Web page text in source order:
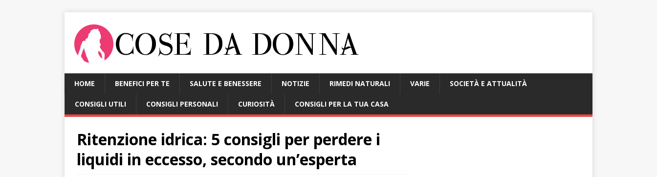
HOME BENEFICI PER TE SALUTE E BENESSERE NOTIZIE RIMEDI NATURALI VARIE SOCIETÀ E ATTUALITÀ
CONSIGLI UTILI CONSIGLI PERSONALI CURIOSITÀ CONSIGLI PER LA TUA CASA
Ritenzione idrica: 5 consigli per perdere i
liquidi in eccesso, secondo un’esperta